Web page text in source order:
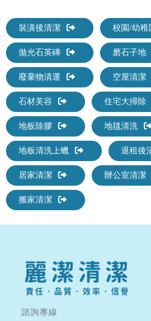
裝潢後清潔 校園/幼稚
拋光石英磚 磨石子地
廢棄物清運 空屋清潔
石材美容 住宅大掃除
地板除膠 地毯清洗
地板清洗上蠟 退租後
居家清潔 辦公室清潔
搬家清潔
諮詢專線